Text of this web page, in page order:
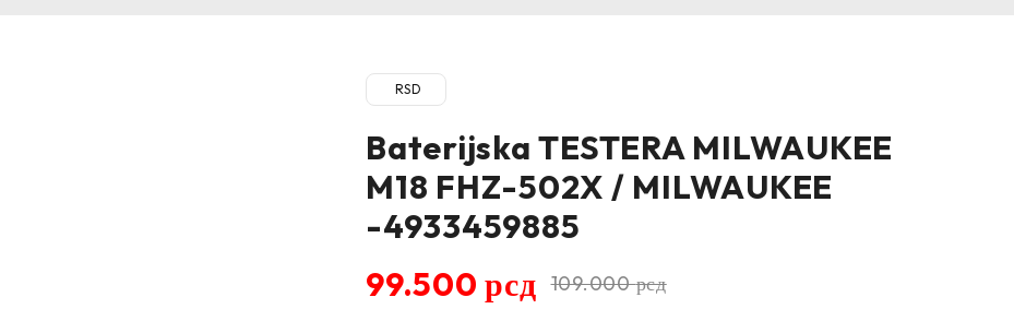
RSD
Baterijska TESTERA MILWAUKEE
M18 FHZ-502X / MILWAUKEE
-4933459885
109.000рсд
99.500рсд